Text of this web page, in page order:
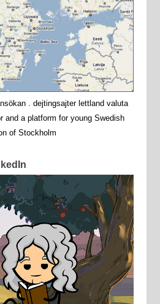
. dejtingsajter lettland valuta
and a platform for young Swedish
of Stockholm